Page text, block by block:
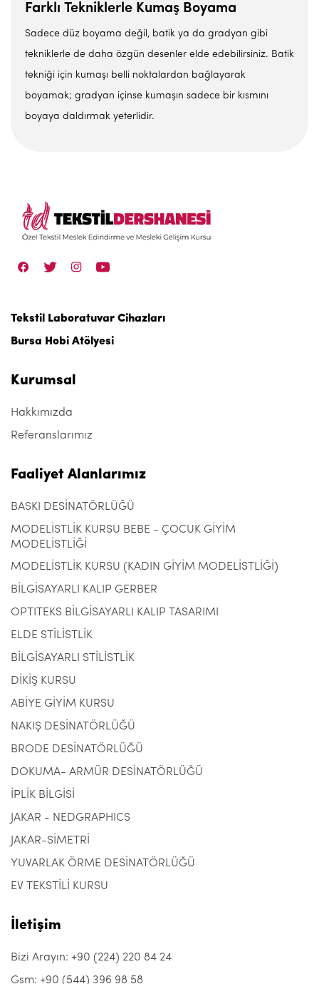
Farklı Tekniklerle Kumaş Boyama
Sadece düz boyama değil, batik ya da gradyan gibi
tekniklerle de daha özgün desenler elde edebilirsiniz. Batik
tekniği için kumaşı belli noktalardan bağlayarak
boyamak; gradyan içinse kumaşın sadece bir kısmını
boyaya daldırmak yeterlidir.
Tekstil Laboratuvar Cihazları
Bursa Hobi Atölyesi
Kurumsal
Hakkımızda
Referanslarımız
Faaliyet Alanlarımız
BASKI DESİNATÖRLÜĞÜ
MODELİSTLİK KURSU BEBE - ÇOCUK GİYİM
MODELİSTLİĞİ
MODELİSTLİK KURSU (KADIN GİYİM MODELİSTLİĞİ)
BİLGİSAYARLI KALIP GERBER
OPTITEKS BİLGİSAYARLI KALIP TASARIMI
ELDE STİLİSTLİK
BİLGİSAYARLI STİLİSTLİK
DİKİŞ KURSU
ABİYE GİYİM KURSU
NAKIŞ DESİNATÖRLÜĞÜ
BRODE DESİNATÖRLÜĞÜ
DOKUMA- ARMÜR DESİNATÖRLÜĞÜ
İPLİK BİLGİSİ
JAKAR - NEDGRAPHICS
JAKAR-SİMETRİ
YUVARLAK ÖRME DESİNATÖRLÜĞÜ
EV TEKSTİLİ KURSU
İletişim
Bizi Arayın: +90 (224) 220 84 24
Gsm: +90 (544) 396 98 58